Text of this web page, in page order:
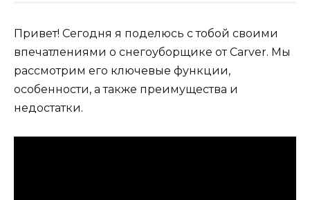
Привет! Сегодня я поделюсь с тобой своими
впечатлениями о снегоуборщике от Carver. Мы
рассмотрим его ключевые функции,
особенности, а также преимущества и
недостатки.